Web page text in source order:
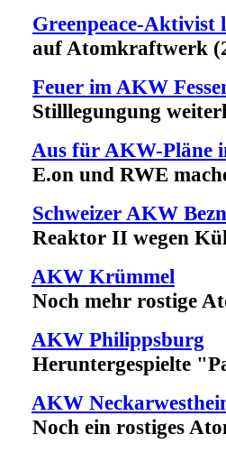
Greenpeace-Aktivist
auf Atomkraftwerk
Feuer im AKW
Stilllegungung
Aus für AKW-Pläne
E.on und RWE
Schweizer AKW
Reaktor II wegen
AKW Krümmel
Noch mehr rostige
AKW Philippsburg
Heruntergespielte
AKW
Noch ein rostiges